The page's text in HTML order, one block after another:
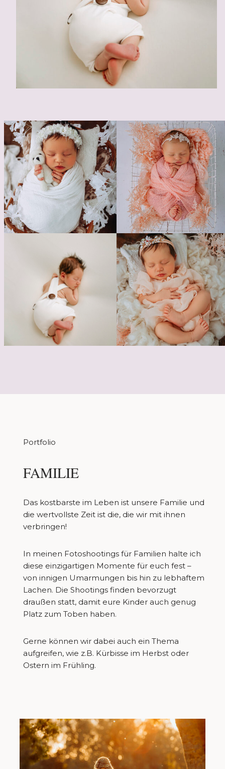
Portfolio
FAMILIE
Das kostbarste im Leben ist unsere Familie und
die wertvollste Zeit ist die, die wir mit ihnen
verbringen!
In meinen Fotoshootings für Familien halte ich
diese einzigartigen Momente für euch fest –
von innigen Umarmungen bis hin zu lebhaftem
Lachen. Die Shootings finden bevorzugt
draußen statt, damit eure Kinder auch genug
Platz zum Toben haben.
Gerne können wir dabei auch ein Thema
aufgreifen, wie z.B. Kürbisse im Herbst oder
Ostern im Frühling.